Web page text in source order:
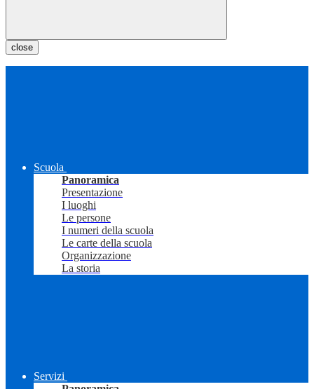
close
Scuola
Panoramica
Presentazione
I luoghi
Le persone
I numeri della scuola
Le carte della scuola
Organizzazione
La storia
Servizi